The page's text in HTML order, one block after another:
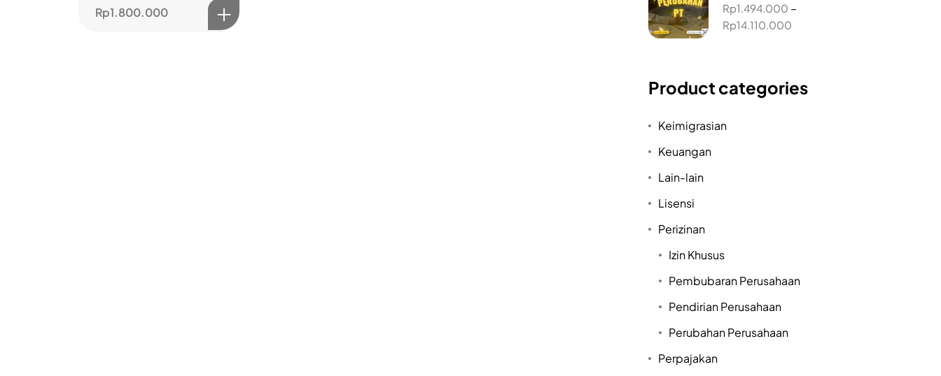
Rp1.800.000 Rp1.494.000 –
Rp14.110.000
Product categories
Keimigrasian
Keuangan
Lain-lain
Lisensi
Perizinan
Izin Khusus
Pembubaran Perusahaan
Pendirian Perusahaan
Perubahan Perusahaan
Perpajakan